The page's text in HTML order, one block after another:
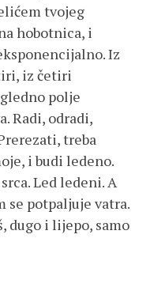
tvojeg
hobotnica, i
Iz
iz četiri
polje
Radi, odradi,
treba
i budi ledeno.
Led ledeni. A
se potpaljuje vatra.
dugo i lijepo, samo